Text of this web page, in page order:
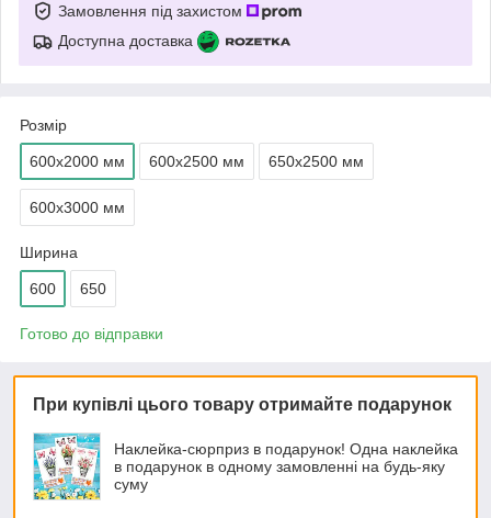
Замовлення під захистом
Доступна доставка
Розмір
600х2000 мм 600х2500 мм 650х2500 мм
600х3000 мм
Ширина
600 650
Готово до відправки
При купівлі цього товару отримайте подарунок
Наклейка-сюрприз в подарунок! Одна наклейка
в подарунок в одному замовленні на будь-яку
суму